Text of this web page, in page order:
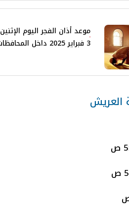
موعد أذان الفجر اليوم الإثنين
3 فبراير 2025 داخل المحافظات
العريش